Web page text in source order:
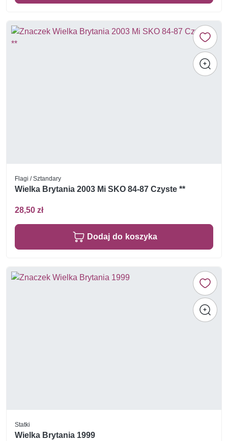
Flagi / Sztandary
Wielka Brytania 2003 Mi SKO 84-87 Czyste **
28,50 zł
Dodaj do koszyka
Statki
Wielka Brytania 1999